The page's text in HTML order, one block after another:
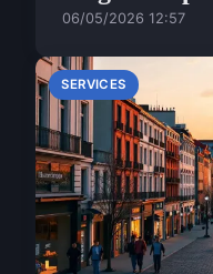
06/05/2026 12:57
SERVICES